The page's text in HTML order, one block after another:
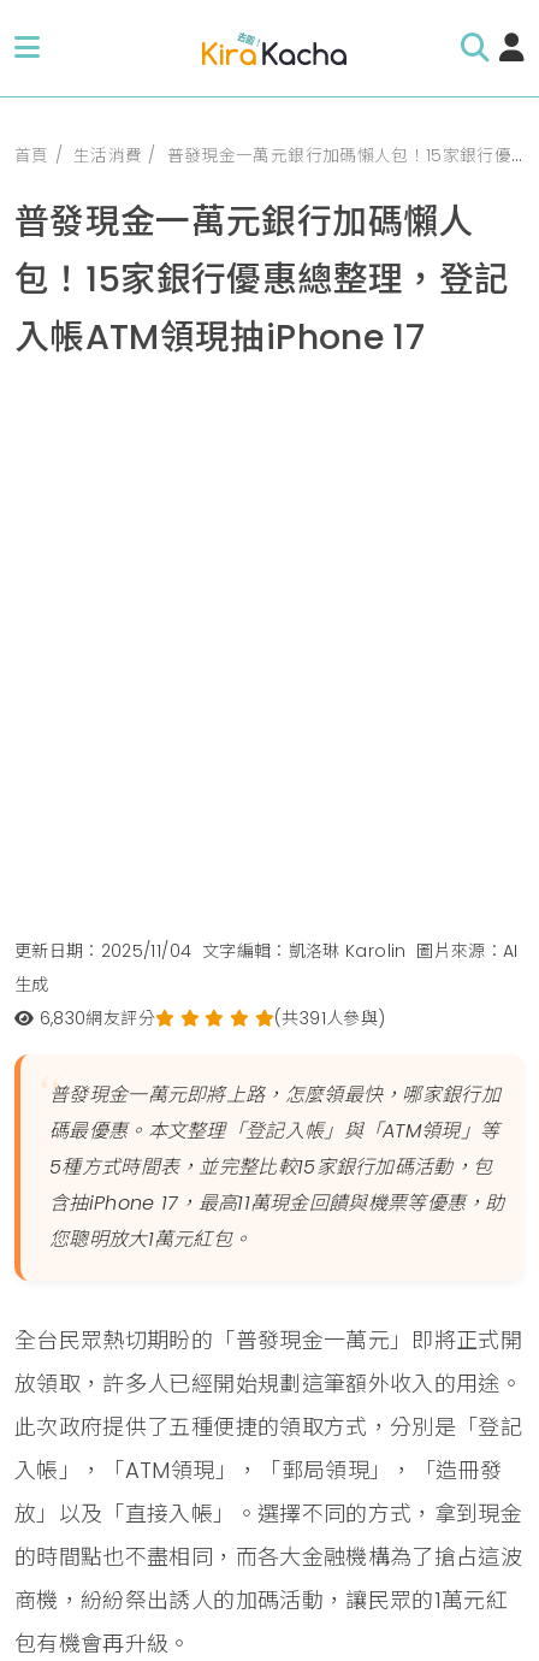
首頁 生活消費 普發現金一萬元銀行加碼懶人包！15家銀行優惠總整理，登記入帳ATM領現抽iPhone 17
普發現金一萬元銀行加碼懶人
包！15家銀行優惠總整理，登記
入帳ATM領現抽iPhone 17
更新日期：2025/11/04 文字編輯：凱洛琳 Karolin 圖片來源：AI
生成
6,830網友評分 (共391人參與)
普發現金一萬元即將上路，怎麼領最快，哪家銀行加
碼最優惠。本文整理「登記入帳」與「ATM領現」等
5種方式時間表，並完整比較15家銀行加碼活動，包
含抽iPhone 17，最高11萬現金回饋與機票等優惠，助
您聰明放大1萬元紅包。
全台民眾熱切期盼的「普發現金一萬元」即將正式開
放領取，許多人已經開始規劃這筆額外收入的用途。
此次政府提供了五種便捷的領取方式，分別是「登記
入帳」，「ATM領現」，「郵局領現」，「造冊發
放」以及「直接入帳」。選擇不同的方式，拿到現金
的時間點也不盡相同，而各大金融機構為了搶占這波
商機，紛紛祭出誘人的加碼活動，讓民眾的1萬元紅
包有機會再升級。